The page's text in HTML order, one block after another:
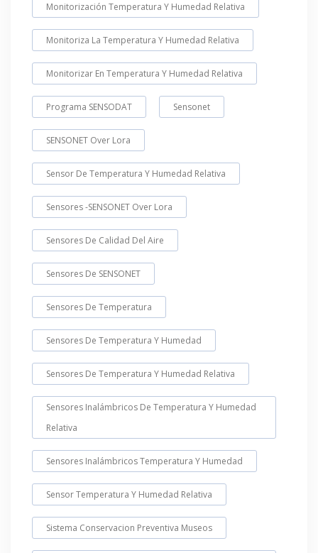
Monitorización Temperatura Y Humedad Relativa
Monitoriza La Temperatura Y Humedad Relativa
Monitorizar En Temperatura Y Humedad Relativa
Programa SENSODAT Sensonet
SENSONET Over Lora
Sensor De Temperatura Y Humedad Relativa
Sensores -SENSONET Over Lora
Sensores De Calidad Del Aire
Sensores De SENSONET
Sensores De Temperatura
Sensores De Temperatura Y Humedad
Sensores De Temperatura Y Humedad Relativa
Sensores Inalámbricos De Temperatura Y Humedad
Relativa
Sensores Inalámbricos Temperatura Y Humedad
Sensor Temperatura Y Humedad Relativa
Sistema Conservacion Preventiva Museos